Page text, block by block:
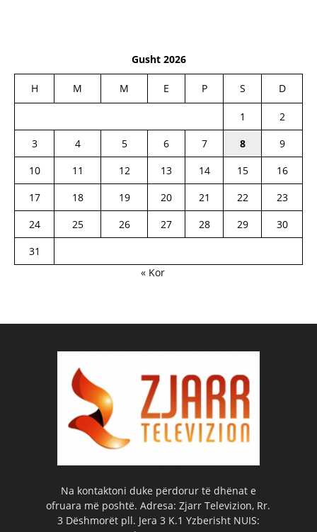
Gusht 2026
H M M E P S D
1
2
3
4 5 6 7 8
9
10
11 12 13 14 15
16
17
18 19 20 21 22
23
24
25 26 27 28 29
30
31
« Kor
Na kontaktoni duke përdorur të dhënat e
ofruara më poshtë. Adresa: Zjarr Televizion, Rr.
3 Dëshmorët pll. Jera 3 K.1 Yzberisht NUIS: